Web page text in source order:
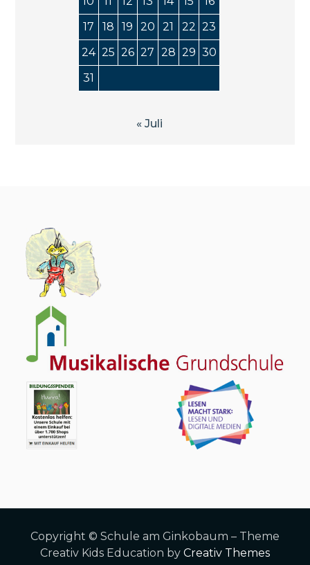
17
18 19 20 21 22 23
24 25 26 27 28 29 30
31
« Juli
Copyright © Schule am Ginkobaum – Theme
Creativ Kids Education by Creativ Themes